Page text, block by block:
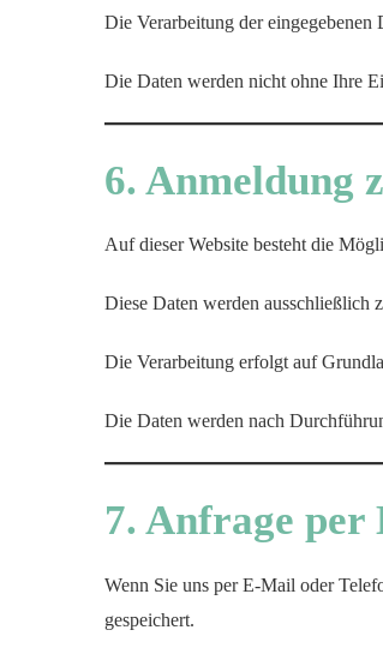
Die Verarbeitung der
Die Daten werden nicht ohne Ihre
6. Anmeldung
Auf dieser Website besteht die
Diese Daten werden ausschließlich
Die Verarbeitung erfolgt auf
Die Daten werden nach
7. Anfrage per
Wenn Sie uns per E-Mail oder
gespeichert.